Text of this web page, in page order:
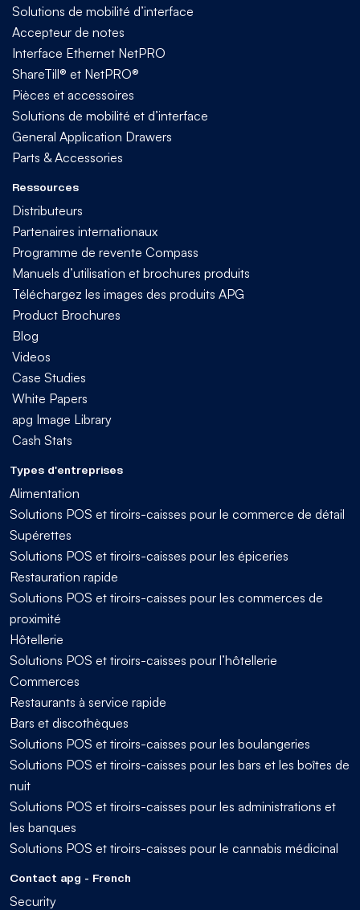
Solutions de mobilité d’interface
Accepteur de notes
Interface Ethernet NetPRO
ShareTill® et NetPRO®
Pièces et accessoires
Solutions de mobilité et d’interface
General Application Drawers
Parts & Accessories
Ressources
Distributeurs
Partenaires internationaux
Programme de revente Compass
Manuels d’utilisation et brochures produits
Téléchargez les images des produits APG
Product Brochures
Blog
Videos
Case Studies
White Papers
apg Image Library
Cash Stats
Types d'entreprises
Alimentation
Solutions POS et tiroirs-caisses pour le commerce de détail
Supérettes
Solutions POS et tiroirs-caisses pour les épiceries
Restauration rapide
Solutions POS et tiroirs-caisses pour les commerces de
proximité
Hôtellerie
Solutions POS et tiroirs-caisses pour l’hôtellerie
Commerces
Restaurants à service rapide
Bars et discothèques
Solutions POS et tiroirs-caisses pour les boulangeries
Solutions POS et tiroirs-caisses pour les bars et les boîtes de
nuit
Solutions POS et tiroirs-caisses pour les administrations et
les banques
Solutions POS et tiroirs-caisses pour le cannabis médicinal
Contact apg - French
Security